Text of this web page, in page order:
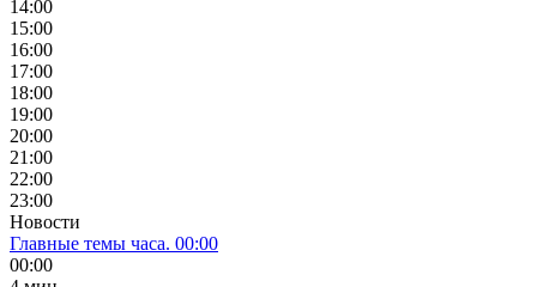
14:00
15:00
16:00
17:00
18:00
19:00
20:00
21:00
22:00
23:00
Новости
Главные темы часа. 00:00
00:00